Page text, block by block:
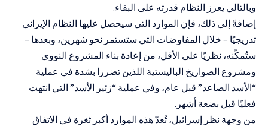
وبالتالي يعزز النظام قدرته على البقاء.
إضافةً إلى ذلك، فإن الموارد التي سيحصل عليها النظام الإيراني
تدريجيًا – خلال المفاوضات التي ستستمر نحو شهرين، وبعدها –
ستُمكّنه، نظريًا على الأقل، من إعادة بناء المشروع النووي
ومشروع الصواريخ الباليستية اللذين تضررا بشدة في عملية
“الأسد الصاعد” قبل عام، وفي عملية “زئير الأسد” التي انتهت
فعليًا قبل بضعة أشهر.
من وجهة نظر إسرائيل، تُعدّ هذه الموارد أكبر ثغرة في الاتفاق